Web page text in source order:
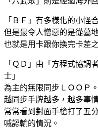
「ＢＦ」有多樣化的小怪
但是最令人憎惡的是從墓
也就是用卡跟你換完卡差
「ＱＤ」由「方程式協調
士」
為主的無限同步ＬＯＯＰ。
越同步手牌越多，越多事
常常看到對面手槍打了五
喊認輸的情況。